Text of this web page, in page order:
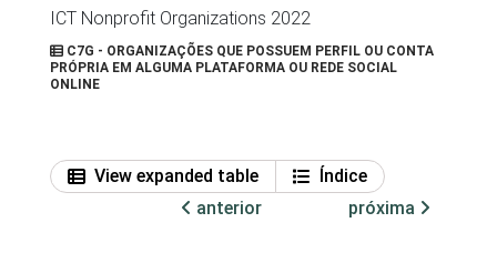
ICT Nonprofit Organizations 2022
C7G - ORGANIZAÇÕES QUE POSSUEM PERFIL OU CONTA
PRÓPRIA EM ALGUMA PLATAFORMA OU REDE SOCIAL
ONLINE
View expanded table
Índice
anterior
próxima